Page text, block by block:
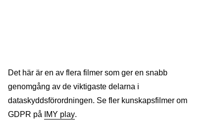
Det här är en av flera filmer som ger en snabb
genomgång av de viktigaste delarna i
dataskyddsförordningen. Se fler kunskapsfilmer om
GDPR på
IMY play.